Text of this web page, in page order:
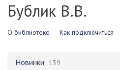
Бублик В.В.
О библиотеке Как подключиться
Новинки 139